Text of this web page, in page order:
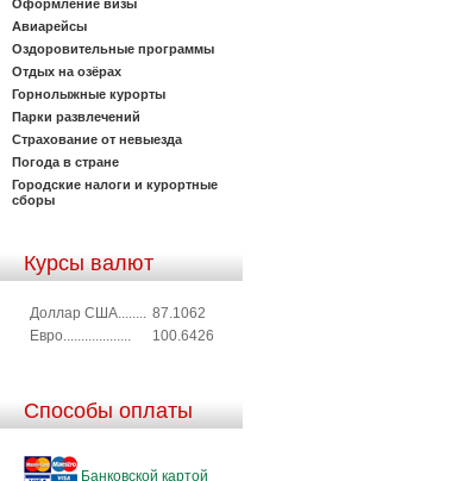
Оформление визы
Авиарейсы
Оздоровительные программы
Отдых на озёрах
Горнолыжные курорты
Парки развлечений
Страхование от невыезда
Погода в стране
Городские налоги и курортные
сборы
Курсы валют
Доллар США........ 87.1062
Евро...................
100.6426
Способы оплаты
Банковской картой